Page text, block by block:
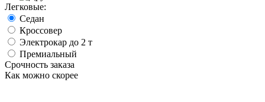
Легковые:
Седан
Кроссовер
Электрокар до 2 т
Премиальный
Срочность заказа
Как можно скорее